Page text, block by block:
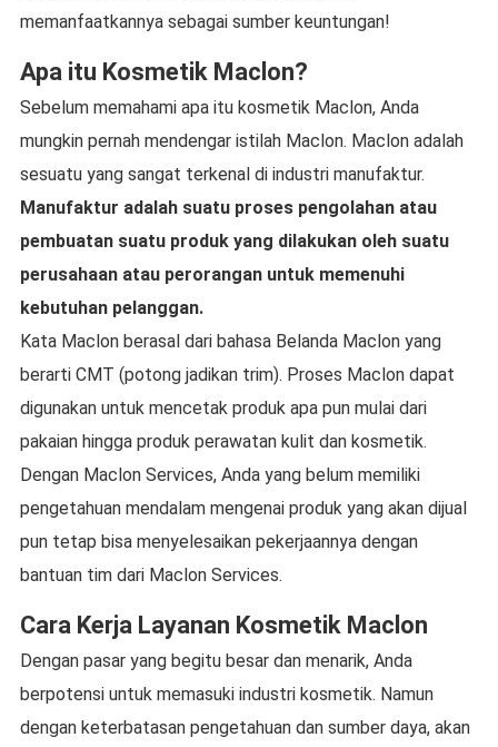
memanfaatkannya sebagai sumber keuntungan!
Apa itu Kosmetik Maclon?
Sebelum memahami apa itu kosmetik Maclon, Anda
mungkin pernah mendengar istilah Maclon. Maclon adalah
sesuatu yang sangat terkenal di industri manufaktur.
Manufaktur adalah suatu proses pengolahan atau
pembuatan suatu produk yang dilakukan oleh suatu
perusahaan atau perorangan untuk memenuhi
kebutuhan pelanggan.
Kata Maclon berasal dari bahasa Belanda Maclon yang
berarti CMT (potong jadikan trim). Proses Maclon dapat
digunakan untuk mencetak produk apa pun mulai dari
pakaian hingga produk perawatan kulit dan kosmetik.
Dengan Maclon Services, Anda yang belum memiliki
pengetahuan mendalam mengenai produk yang akan dijual
pun tetap bisa menyelesaikan pekerjaannya dengan
bantuan tim dari Maclon Services.
Cara Kerja Layanan Kosmetik Maclon
Dengan pasar yang begitu besar dan menarik, Anda
berpotensi untuk memasuki industri kosmetik. Namun
dengan keterbatasan pengetahuan dan sumber daya, akan